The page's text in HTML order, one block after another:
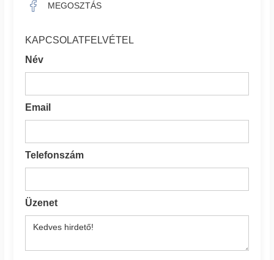
MEGOSZTÁS
KAPCSOLATFELVÉTEL
Név
Email
Telefonszám
Üzenet